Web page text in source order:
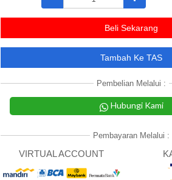
Beli Sekarang
Tambah Ke TAS
Pembelian Melalui :
Hubungi Kami
Pembayaran Melalui :
VIRTUAL ACCOUNT